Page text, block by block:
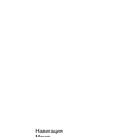
Навигация